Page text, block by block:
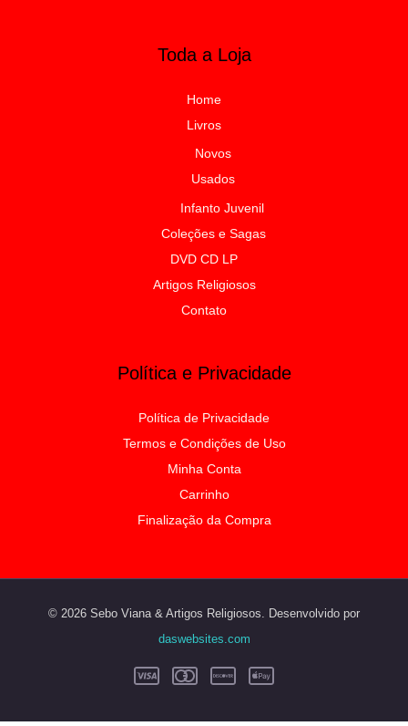
Toda a Loja
Home
Livros
Novos
Usados
Infanto Juvenil
Coleções e Sagas
DVD CD LP
Artigos Religiosos
Contato
Política e Privacidade
Política de Privacidade
Termos e Condições de Uso
Minha Conta
Carrinho
Finalização da Compra
© 2026 Sebo Viana & Artigos Religiosos. Desenvolvido por
daswebsites.com